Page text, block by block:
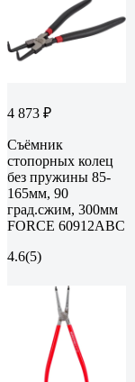
4 873 ₽
Съёмник
стопорных колец
без пружины 85-
165мм, 90
град.сжим, 300мм
FORCE 60912ABC
4.6(5)